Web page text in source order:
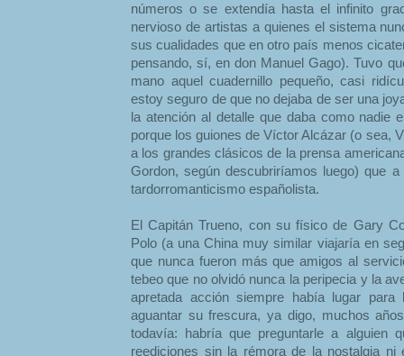
números o se extendía hasta el infinito
nervioso de artistas a quienes el sistema
sus cualidades que en otro país menos
pensando, sí, en don Manuel Gago). Tuvo
mano aquel cuadernillo pequeño, casi
estoy seguro de que no dejaba de ser una
la atención al detalle que daba como nadie
porque los guiones de Víctor Alcázar (o sea,
a los grandes clásicos de la prensa
Gordon, según descubriríamos luego) que
tardorromanticismo españolista.
El Capitán Trueno, con su físico de Gary
Polo (a una China muy similar viajaría en
que nunca fueron más que amigos al
tebeo que no olvidó nunca la peripecia y la
apretada acción siempre había lugar
aguantar su frescura, ya digo, muchos
todavía: habría que preguntarle a alguien
reediciones sin la rémora de la nostalgia ni